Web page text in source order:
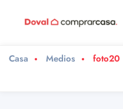
Casa Medios foto20